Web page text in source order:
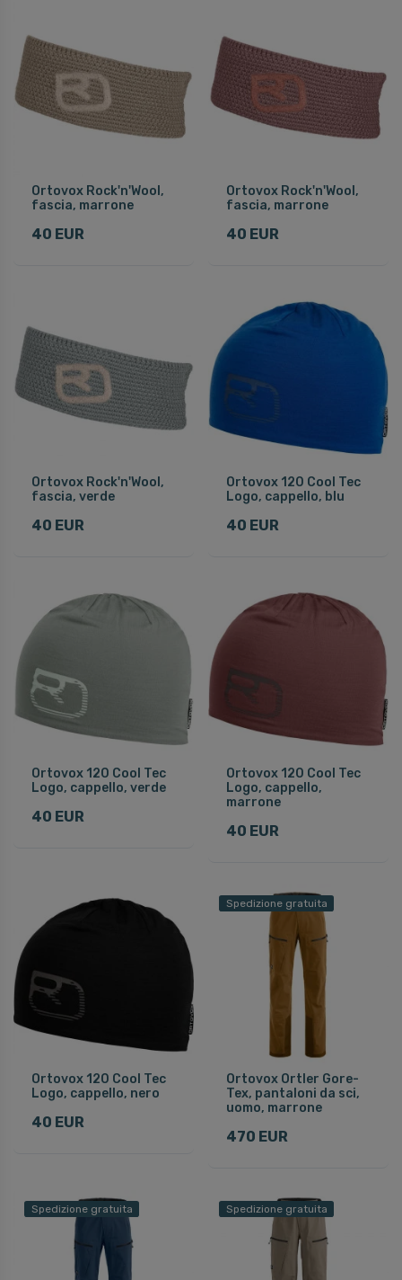
Ortovox Rock'n'Wool,
fascia, marrone
40 EUR
Ortovox Rock'n'Wool,
fascia, marrone
40 EUR
Ortovox Rock'n'Wool,
fascia, verde
40 EUR
Ortovox 120 Cool Tec
Logo, cappello, blu
40 EUR
Ortovox 120 Cool Tec
Logo, cappello, verde
40 EUR
Ortovox 120 Cool Tec
Logo, cappello,
marrone
40 EUR
Ortovox 120 Cool Tec
Logo, cappello, nero
40 EUR
Spedizione gratuita
Ortovox Ortler Gore-
Tex, pantaloni da sci,
uomo, marrone
470 EUR
Spedizione gratuita Spedizione gratuita